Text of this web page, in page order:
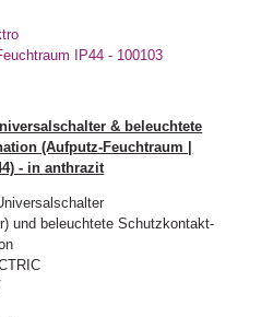
IP44 - 100103
& beleuchtete
(Aufputz-Feuchtraum |
- in anthrazit
und beleuchtete Schutzkontakt-